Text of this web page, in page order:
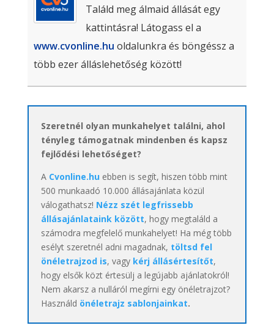
Találd meg álmaid állását egy
kattintásra! Látogass el a
www.cvonline.hu oldalunkra és böngéssz a
több ezer álláslehetőség között!
Szeretnél olyan munkahelyet találni, ahol
tényleg támogatnak mindenben és kapsz
fejlődési lehetőséget?
A Cvonline.huebben is segít, hiszen több mint
500 munkaadó 10.000 állásajánlata közül
válogathatsz! Nézz szét legfrissebb
állásajánlataink között, hogy megtaláld a
számodra megfelelő munkahelyet! Ha még több
esélyt szeretnél adni magadnak, töltsd fel
önéletrajzod is, vagy kérj állásértesítőt,
hogy elsők közt értesülj a legújabb ajánlatokról!
Nem akarsz a nulláról megírni egy önéletrajzot?
Használd önéletrajz sablonjainkat.